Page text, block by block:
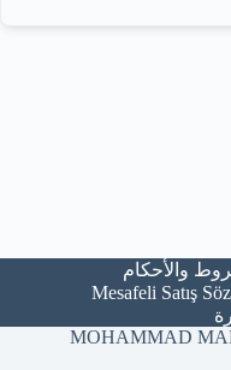
والأحكام​
Mesafeli Satış
MOHAMMAD